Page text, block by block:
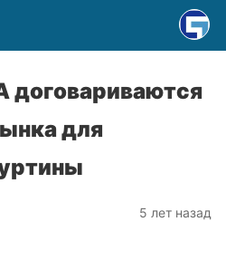
для
5 лет назад